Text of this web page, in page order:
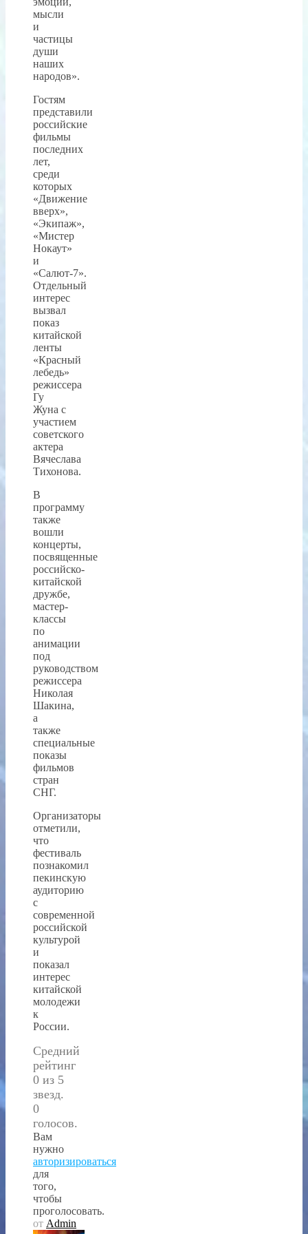
мысли
и
частицы
души
наших
народов».
Гостям
представили
российские
фильмы
последних
лет,
среди
которых
«Движение
вверх»,
«Экипаж»,
«Мистер
Нокаут»
и
«Салют-7».
Отдельный
интерес
вызвал
показ
китайской
ленты
«Красный
лебедь»
режиссера
Гу
Жуна с
участием
советского
актера
Вячеслава
Тихонова.
В
программу
также
вошли
концерты,
посвященные
российско-
китайской
дружбе,
мастер-
классы
по
анимации
под
руководством
режиссера
Николая
Шакина,
а
также
специальные
показы
фильмов
стран
СНГ.
Организаторы
отметили,
что
фестиваль
познакомил
пекинскую
аудиторию
с
современной
российской
культурой
и
показал
интерес
китайской
молодежи
к
России.
Средний
рейтинг
0 из 5
звезд.
0
голосов.
Вам
нужно
авторизироваться
для
того,
чтобы
проголосовать.
от Admin